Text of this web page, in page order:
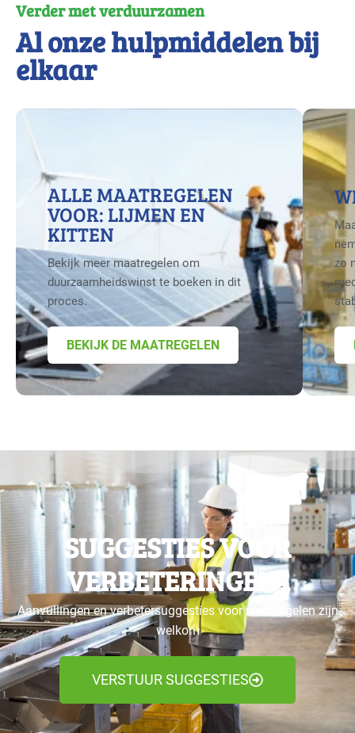
Verder met verduurzamen
Al onze hulpmiddelen bij
elkaar
ALLE MAATREGELEN
VOOR: LIJMEN EN
KITTEN
Bekijk meer maatregelen om
duurzaamheidswinst te boeken in dit
proces.
BEKIJK DE MAATREGELEN
zo
SUGGESTIES VOOR
VERBETERINGEN?
Aanvullingen en verbetersuggesties voor maatregelen zijn
welkom
VERSTUUR SUGGESTIES